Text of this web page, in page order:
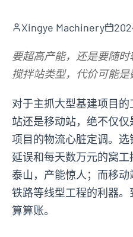
Xingye Machinery
要超高产能，还是要随
搅拌站类型，代价可能
对于主抓大型基建项目
站还是移动站，绝不仅
项目的物流心脏定调。
延误和每天数万元的窝工
泰山，产能惊人；而移
铁路等线型工程的利器
算算账。